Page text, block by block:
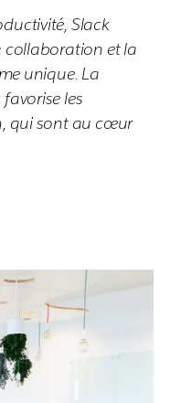
Slack
collaboration et la
unique. La
les
qui sont au cœur